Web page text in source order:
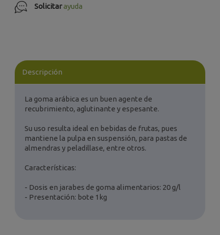
Solicitarayuda
Descripción
La goma arábica es un buen agente de
recubrimiento, aglutinante y espesante.
Su uso resulta ideal en bebidas de frutas, pues
mantiene la pulpa en suspensión, para pastas de
almendras y peladillase, entre otros.
Características:
- Dosis en jarabes de goma alimentarios: 20 g/l
- Presentación: bote 1kg